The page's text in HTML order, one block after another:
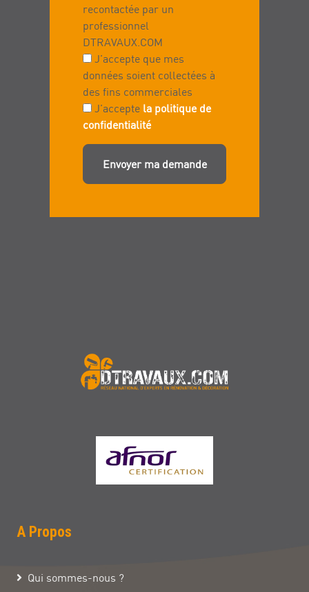
recontactée par un
professionnel
DTRAVAUX.COM
J’accepte que mes
données soient collectées à
des fins commerciales
J’accepte la politique de
confidentialité
Envoyer ma demande
A Propos
Qui sommes-nous ?